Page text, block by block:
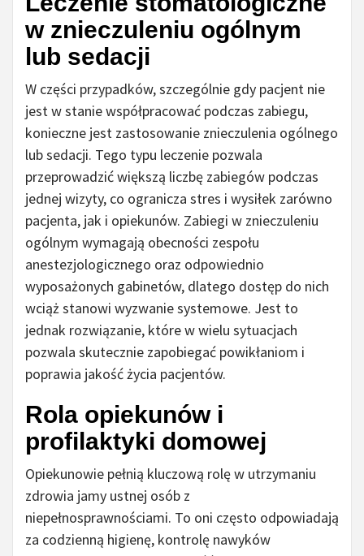
w znieczuleniu ogólnym
lub sedacji
W części przypadków, szczególnie gdy pacjent nie
jest w stanie współpracować podczas zabiegu,
konieczne jest zastosowanie znieczulenia ogólnego
lub sedacji. Tego typu leczenie pozwala
przeprowadzić większą liczbę zabiegów podczas
jednej wizyty, co ogranicza stres i wysiłek zarówno
pacjenta, jak i opiekunów. Zabiegi w znieczuleniu
ogólnym wymagają obecności zespołu
anestezjologicznego oraz odpowiednio
wyposażonych gabinetów, dlatego dostęp do nich
wciąż stanowi wyzwanie systemowe. Jest to
jednak rozwiązanie, które w wielu sytuacjach
pozwala skutecznie zapobiegać powikłaniom i
poprawia jakość życia pacjentów.
Rola opiekunów i
profilaktyki domowej
Opiekunowie pełnią kluczową rolę w utrzymaniu
zdrowia jamy ustnej osób z
niepełnosprawnościami. To oni często odpowiadają
za codzienną higienę, kontrolę nawyków